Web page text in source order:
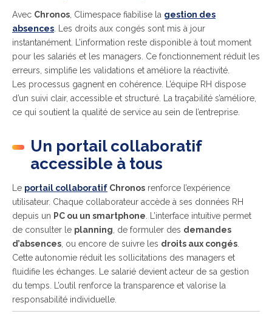
Avec Chronos , Climespace fiabilise la gestion des
absences . Les droits aux congés sont mis à jour
instantanément. L’information reste disponible à tout moment
pour les salariés et les managers. Ce fonctionnement réduit les
erreurs, simplifie les validations et améliore la réactivité.
Les processus gagnent en cohérence. L’équipe RH dispose
d’un suivi clair, accessible et structuré. La traçabilité s’améliore,
ce qui soutient la qualité de service au sein de l’entreprise.
Un portail collaboratif
accessible à tous
Le portail collaboratif Chronos renforce l’expérience
utilisateur. Chaque collaborateur accède à ses données RH
depuis un PC ou un smartphone . L’interface intuitive permet
de consulter le planning , de formuler des demandes
d’absences , ou encore de suivre les droits aux congés
Cette autonomie réduit les sollicitations des managers et
fluidifie les échanges. Le salarié devient acteur de sa gestion
du temps. L’outil renforce la transparence et valorise la
responsabilité individuelle.